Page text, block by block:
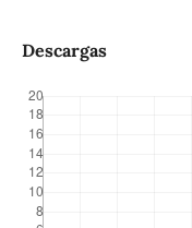
Descargas